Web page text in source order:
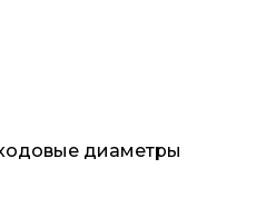
диаметры